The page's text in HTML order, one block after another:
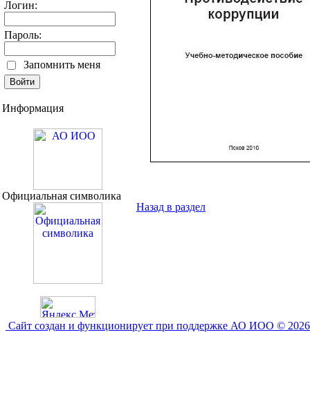
Логин:
Пароль:
Запомнить меня
Информация
Официальная символика
Назад в раздел
Сайт создан и функционирует при поддержке АО ИОО © 2026